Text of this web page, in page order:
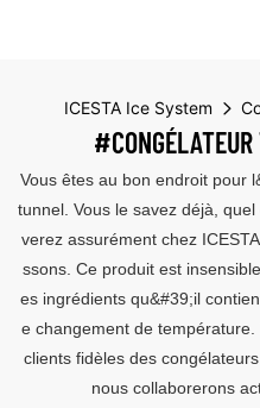
ICESTA Ice System
Vous êtes au bon endroit pour
tunnel. Vous le savez déjà,
verez assurément chez
ssons. Ce produit est
es ingrédients qu&#39;il
e changement de
clients fidèles des
nous collaborerons